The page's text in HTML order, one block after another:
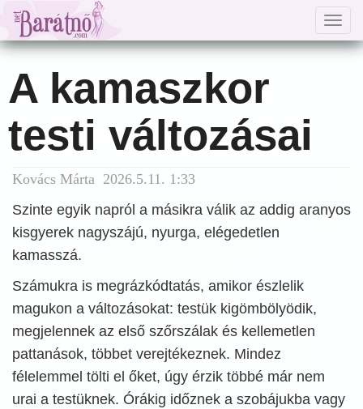
A kamaszkor
testi változásai
Kovács Márta 2026.5.11. 1:33
Szinte egyik napról a másikra válik az addig aranyos
kisgyerek nagyszájú, nyurga, elégedetlen
kamasszá.
Számukra is megrázkódtatás, amikor észlelik
magukon a változásokat: testük kigömbölyödik,
megjelennek az első szőrszálak és kellemetlen
pattanások, többet verejtékeznek. Mindez
félelemmel tölti el őket, úgy érzik többé már nem
urai a testüknek. Órákig időznek a szobájukba vagy